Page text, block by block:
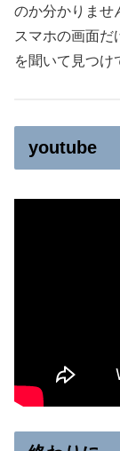
のか分かりませ
スマホの画面だ
を聞いて見つ
youtube